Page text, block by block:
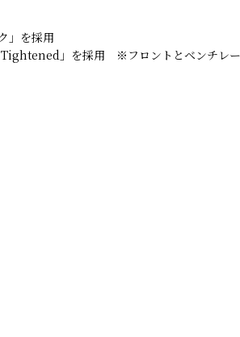
」を採用
Tightened」を採用 ※フロントとベンチレ